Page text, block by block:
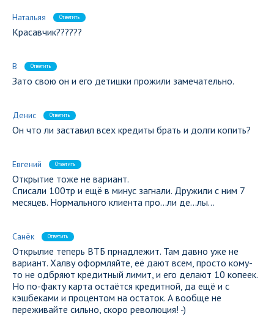
Натальяя Ответить
Красавчик??????
В Ответить
Зато свою он и его детишки прожили замечательно.
Денис Ответить
Он что ли заставил всех кредиты брать и долги копить?
Евгений Ответить
Открытие тоже не вариант.
Списали 100тр и ещё в минус загнали. Дружили с ним 7
месяцев. Нормального клиента про…ли де…лы…
Санёк Ответить
Открылие теперь ВТБ прнадлежит. Там давно уже не
вариант. Халву оформляйте, её дают всем, просто кому-
то не одбряют кредитный лимит, и его делают 10 копеек.
Но по-факту карта остаётся кредитной, да ещё и с
кэшбеками и процентом на остаток. А вообще не
переживайте сильно, скоро революция! -)